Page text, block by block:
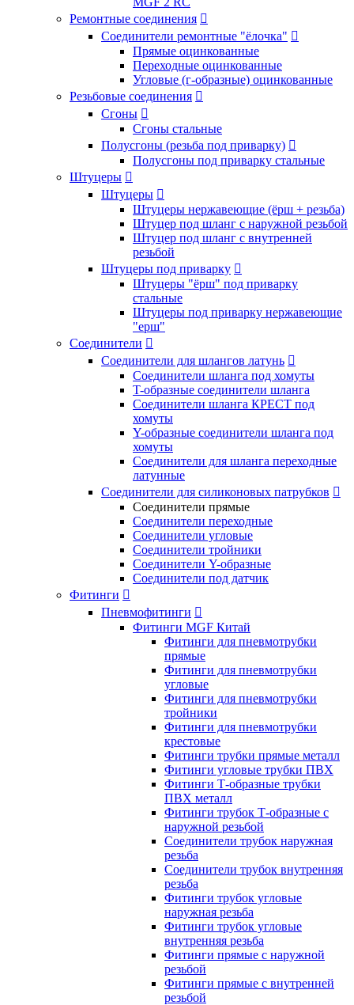
Ремонтные соединения 
Соединители ремонтные "ёлочка" 
Прямые оцинкованные
Переходные оцинкованные
Угловые (г-образные) оцинкованные
Резьбовые соединения 
Сгоны 
Сгоны стальные
Полусгоны (резьба под приварку) 
Полусгоны под приварку стальные
Штуцеры 
Штуцеры 
Штуцеры нержавеющие (ёрш + резьба)
Штуцер под шланг с наружной резьбой
Штуцер под шланг с внутренней
резьбой
Штуцеры под приварку 
Штуцеры "ёрш" под приварку
стальные
Штуцеры под приварку нержавеющие
"ерш"
Соединители 
Соединители для шлангов латунь 
Соединители шланга под хомуты
T-образные соединители шланга
Соединители шланга КРЕСТ под
хомуты
Y-образные соединители шланга под
хомуты
Соединители для шланга переходные
латунные
Соединители для силиконовых патрубков 
Соединители прямые
Соединители переходные
Соединители угловые
Соединители тройники
Соединители Y-образные
Соединители под датчик
Фитинги 
Пневмофитинги 
Фитинги MGF Китай
Фитинги для пневмотрубки
прямые
Фитинги для пневмотрубки
угловые
Фитинги для пневмотрубки
тройники
Фитинги для пневмотрубки
крестовые
Фитинги трубки прямые металл
Фитинги угловые трубки ПВХ
Фитинги Т-образные трубки
ПВХ металл
Фитинги трубок Т-образные с
наружной резьбой
Соединители трубок наружная
резьба
Соединители трубок внутренняя
резьба
Фитинги трубок угловые
наружная резьба
Фитинги трубок угловые
внутренняя резьба
Фитинги прямые с наружной
резьбой
Фитинги прямые с внутренней
резьбой